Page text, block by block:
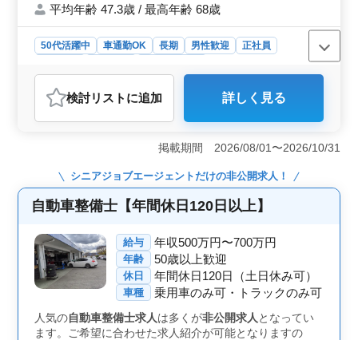
しております！
平均年齢 47.3歳 / 最高年齢 68歳
50代活躍中 車通勤OK 長期 男性歓迎
正社員
おすすめポイント
＜自動車販売店での整備士募集！中高年歓迎、曜日選択
可能なシフト制＞ 埼玉県行田市に位置する販売店で
バスまでの車種に対応し、点検整備や緊急整備、車検対
応などの業務を行います。中高年層が活躍する環境で、
シフト制の休日を利用して働けます。 ＜業務内容と
求められるスキル＞ 自動車整備士業務では、様々な車
種の整備作業を担当します。整備経験が10年以上ある方
ています。車通勤が可能で無料駐車場も完備されていま
す。 ＜福利厚生と勤務条件＞ 年収は400万円〜500
万円となっており、通勤手当が全額支給されます。年間
休日は104日で、シフト制で希望の曜日に休暇を取ること
あります。
検討リスト に追加 詳しく見る
掲載期間 2026/08/01〜2026/10/31
シニアジョブエージェントだけの非公開求人！
自動車整備士【年間休日120日以上】
給与 年収500万円〜700万円
年齢 50歳以上歓迎
休日 年間休日120日（土日休み可）
車種 乗用車のみ可・トラックのみ可
人気の自動車整備士求人は多くが非公開求人 となってい
ます。ご希望に合わせた求人紹介が可能となりますの